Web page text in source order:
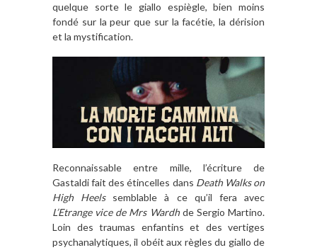
quelque sorte le giallo espiègle, bien moins
fondé sur la peur que sur la facétie, la dérision
et la mystification.
Reconnaissable entre mille, l’écriture de
Gastaldi fait des étincelles dans Death Walks on
High Heels semblable à ce qu’il fera avec
L’Etrange vice de Mrs Wardhde Sergio Martino.
Loin des traumas enfantins et des vertiges
psychanalytiques, il obéit aux règles du giallo de